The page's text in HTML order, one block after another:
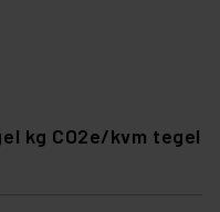
kg CO2e/kvm tegel